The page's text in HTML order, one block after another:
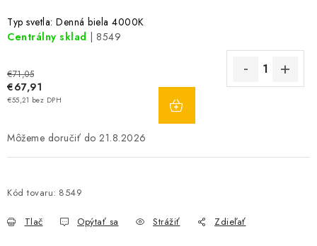
Typ svetla: Denná biela 4000K
Centrálny sklad
| 8549
€71,05
€67,91
€55,21 bez DPH
21.8.2026
Kód tovaru: 8549
Tlač Opýtať sa Strážiť Zdieľať